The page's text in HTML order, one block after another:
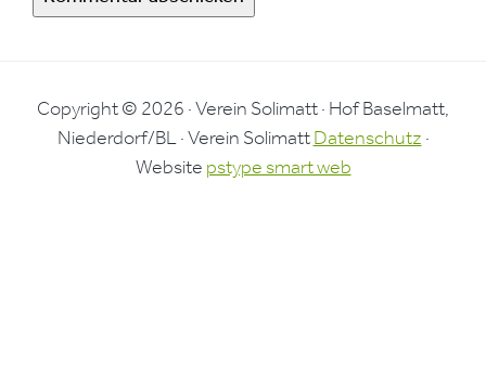
Copyright © 2026 · Verein Solimatt · Hof Baselmatt,
Niederdorf/BL · Verein SolimattDatenschutz ·
Website pstype smart web